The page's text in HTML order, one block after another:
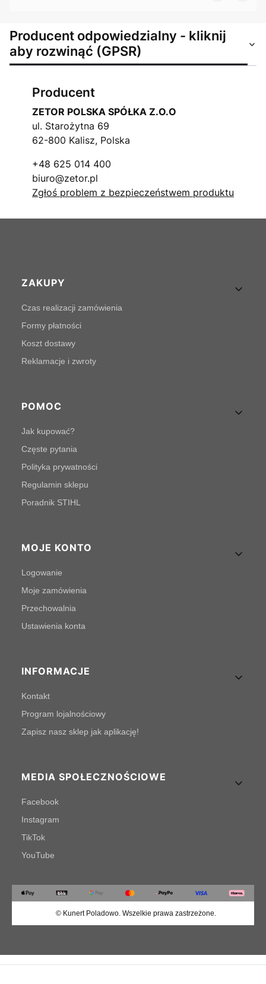
Producent odpowiedzialny - kliknij
aby rozwinąć (GPSR)
Producent
ZETOR POLSKA SPÓŁKA Z.O.O
ul. Starożytna 69
62-800 Kalisz, Polska
+48 625 014 400
biuro@zetor.pl
Zgłoś problem z bezpieczeństwem produktu
Linki w stopce
ZAKUPY
Czas realizacji zamówienia
Formy płatności
Koszt dostawy
Reklamacje i zwroty
POMOC
Jak kupować?
Częste pytania
Polityka prywatności
Regulamin sklepu
Poradnik STIHL
MOJE KONTO
Logowanie
Moje zamówienia
Przechowalnia
Ustawienia konta
INFORMACJE
Kontakt
Program lojalnościowy
Zapisz nasz sklep jak aplikację!
MEDIA SPOŁECZNOŚCIOWE
Facebook
Instagram
TikTok
YouTube
© Kunert Poladowo. Wszelkie prawa zastrzeżone.